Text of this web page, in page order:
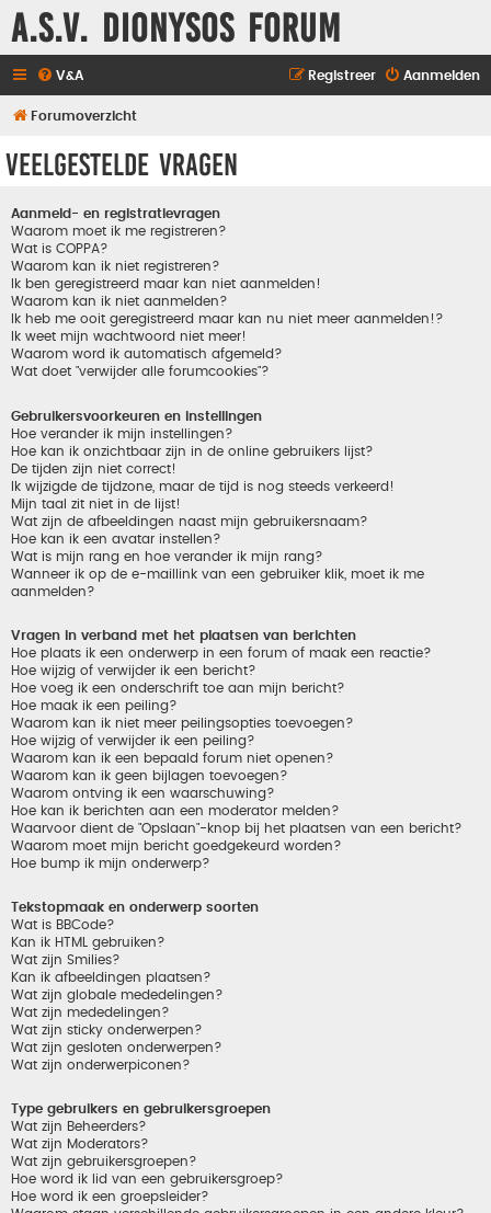
A.S.V. Dionysos Forum
V&A Aanmelden
Registreer
Forumoverzicht
Veelgestelde vragen
Aanmeld- en registratievragen
Waarom moet ik me registreren?
Wat is COPPA?
Waarom kan ik niet registreren?
Ik ben geregistreerd maar kan niet aanmelden!
Waarom kan ik niet aanmelden?
Ik heb me ooit geregistreerd maar kan nu niet meer aanmelden!?
Ik weet mijn wachtwoord niet meer!
Waarom word ik automatisch afgemeld?
Wat doet "verwijder alle forumcookies"?
Gebruikersvoorkeuren en instellingen
Hoe verander ik mijn instellingen?
Hoe kan ik onzichtbaar zijn in de online gebruikers lijst?
De tijden zijn niet correct!
Ik wijzigde de tijdzone, maar de tijd is nog steeds verkeerd!
Mijn taal zit niet in de lijst!
Wat zijn de afbeeldingen naast mijn gebruikersnaam?
Hoe kan ik een avatar instellen?
Wat is mijn rang en hoe verander ik mijn rang?
Wanneer ik op de e-maillink van een gebruiker klik, moet ik me
aanmelden?
Vragen in verband met het plaatsen van berichten
Hoe plaats ik een onderwerp in een forum of maak een reactie?
Hoe wijzig of verwijder ik een bericht?
Hoe voeg ik een onderschrift toe aan mijn bericht?
Hoe maak ik een peiling?
Waarom kan ik niet meer peilingsopties toevoegen?
Hoe wijzig of verwijder ik een peiling?
Waarom kan ik een bepaald forum niet openen?
Waarom kan ik geen bijlagen toevoegen?
Waarom ontving ik een waarschuwing?
Hoe kan ik berichten aan een moderator melden?
Waarvoor dient de "Opslaan"-knop bij het plaatsen van een bericht?
Waarom moet mijn bericht goedgekeurd worden?
Hoe bump ik mijn onderwerp?
Tekstopmaak en onderwerp soorten
Wat is BBCode?
Kan ik HTML gebruiken?
Wat zijn Smilies?
Kan ik afbeeldingen plaatsen?
Wat zijn globale mededelingen?
Wat zijn mededelingen?
Wat zijn sticky onderwerpen?
Wat zijn gesloten onderwerpen?
Wat zijn onderwerpiconen?
Type gebruikers en gebruikersgroepen
Wat zijn Beheerders?
Wat zijn Moderators?
Wat zijn gebruikersgroepen?
Hoe word ik lid van een gebruikersgroep?
Hoe word ik een groepsleider?